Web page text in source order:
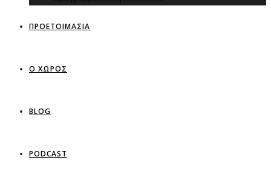
ΠΡΟΕΤΟΙΜΑΣΙΑ
Ο ΧΩΡΟΣ
BLOG
PODCAST